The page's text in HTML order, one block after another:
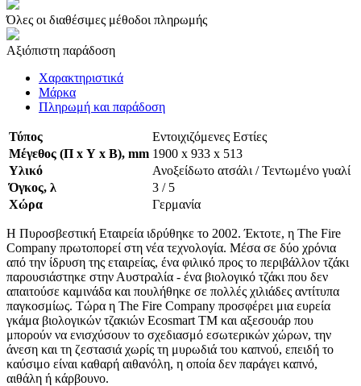
Όλες οι διαθέσιμες μέθοδοι πληρωμής
Αξιόπιστη παράδοση
Χαρακτηριστικά
Μάρκα
Πληρωμή και παράδοση
Τύπος
Εντοιχιζόμενες Εστίες
Μέγεθος (Π x Υ x Β), mm 1900 x 933 x 513
Υλικό
Ανοξείδωτο ατσάλι / Τεντωμένο γυαλί
Όγκος, λ
3 / 5
Χώρα
Γερμανία
Η Πυροσβεστική Εταιρεία ιδρύθηκε το 2002. Έκτοτε, η The Fire
Company πρωτοπορεί στη νέα τεχνολογία. Μέσα σε δύο χρόνια
από την ίδρυση της εταιρείας, ένα φιλικό προς το περιβάλλον τζάκι
παρουσιάστηκε στην Αυστραλία - ένα βιολογικό τζάκι που δεν
απαιτούσε καμινάδα και πουλήθηκε σε πολλές χιλιάδες αντίτυπα
παγκοσμίως. Τώρα η The Fire Company προσφέρει μια ευρεία
γκάμα βιολογικών τζακιών Ecosmart TM και αξεσουάρ που
μπορούν να ενισχύσουν το σχεδιασμό εσωτερικών χώρων, την
άνεση και τη ζεστασιά χωρίς τη μυρωδιά του καπνού, επειδή το
καύσιμο είναι καθαρή αιθανόλη, η οποία δεν παράγει καπνό,
αιθάλη ή κάρβουνο.